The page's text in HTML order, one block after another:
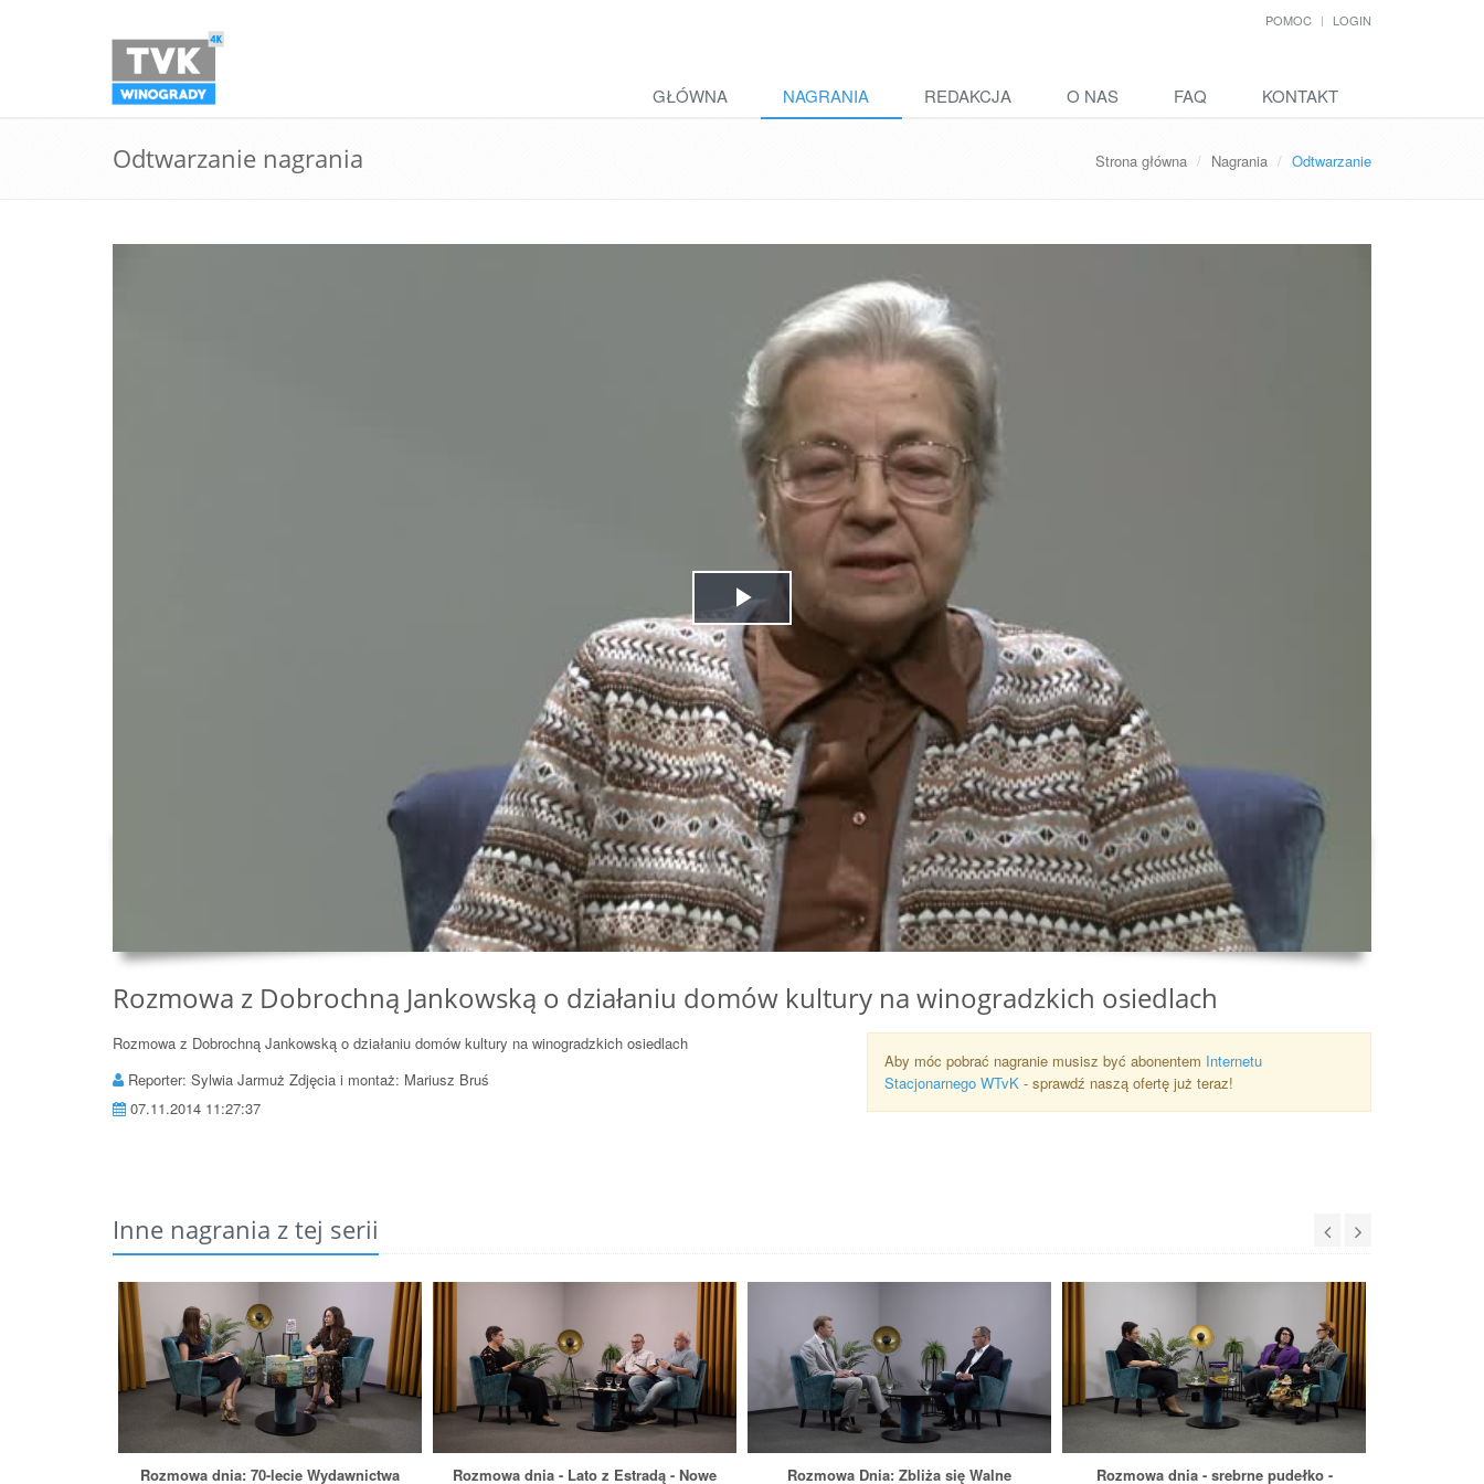
POMOC LOGIN
GŁÓWNA NAGRANIA REDAKCJA O NAS FAQ KONTAKT
Odtwarzanie nagrania Strona główna Nagrania Odtwarzanie
Play
Video
Rozmowa z Dobrochną Jankowską o działaniu domów kultury na winogradzkich osiedlach
Rozmowa z Dobrochną Jankowską o działaniu domów kultury na winogradzkich osiedlach
Reporter: Sylwia Jarmuż Zdjęcia i montaż: Mariusz Bruś
07.11.2014 11:27:37
Aby móc pobrać nagranie musisz być abonentem Internetu
Stacjonarnego WTvK- sprawdź naszą ofertę już teraz!
Inne nagrania z tej serii
Rozmowa dnia: 70-lecie Wydawnictwa
Rozmowa dnia - Lato z Estradą - Nowe
Rozmowa Dnia: Zbliża się Walne
Rozmowa dnia - srebrne pudełko -